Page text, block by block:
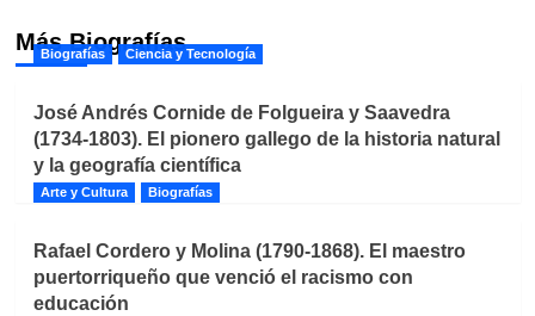
Más Biografías
Biografías Ciencia y Tecnología
José Andrés Cornide de Folgueira y Saavedra
(1734-1803). El pionero gallego de la historia natural
y la geografía científica
Arte y Cultura Biografías
Rafael Cordero y Molina (1790-1868). El maestro
puertorriqueño que venció el racismo con
educación